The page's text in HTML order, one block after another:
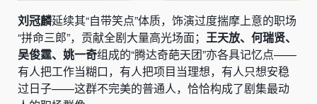
刘冠麟延续其“自带笑点”体质，饰演过度揣摩上意的职场
“拼命三郎”，贡献全剧大量高光场面； 王天放、何瑞贤、
吴俊霆、姚一奇组成的“腾达奇葩天团”亦各具记忆点——
有人把工作当糊口，有人把项目当理想，有人只想安稳
过日子——这群不完美的普通人，恰恰构成了剧集最动